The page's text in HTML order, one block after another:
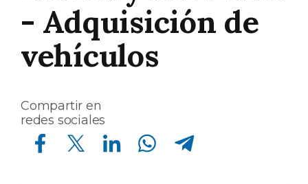
- Adquisición de
vehículos
Compartir en
redes sociales
Compartir en Facebook Compartir en Twitter Compartir en Linkedin Compartir en Whatsapp Compartir en Telegram